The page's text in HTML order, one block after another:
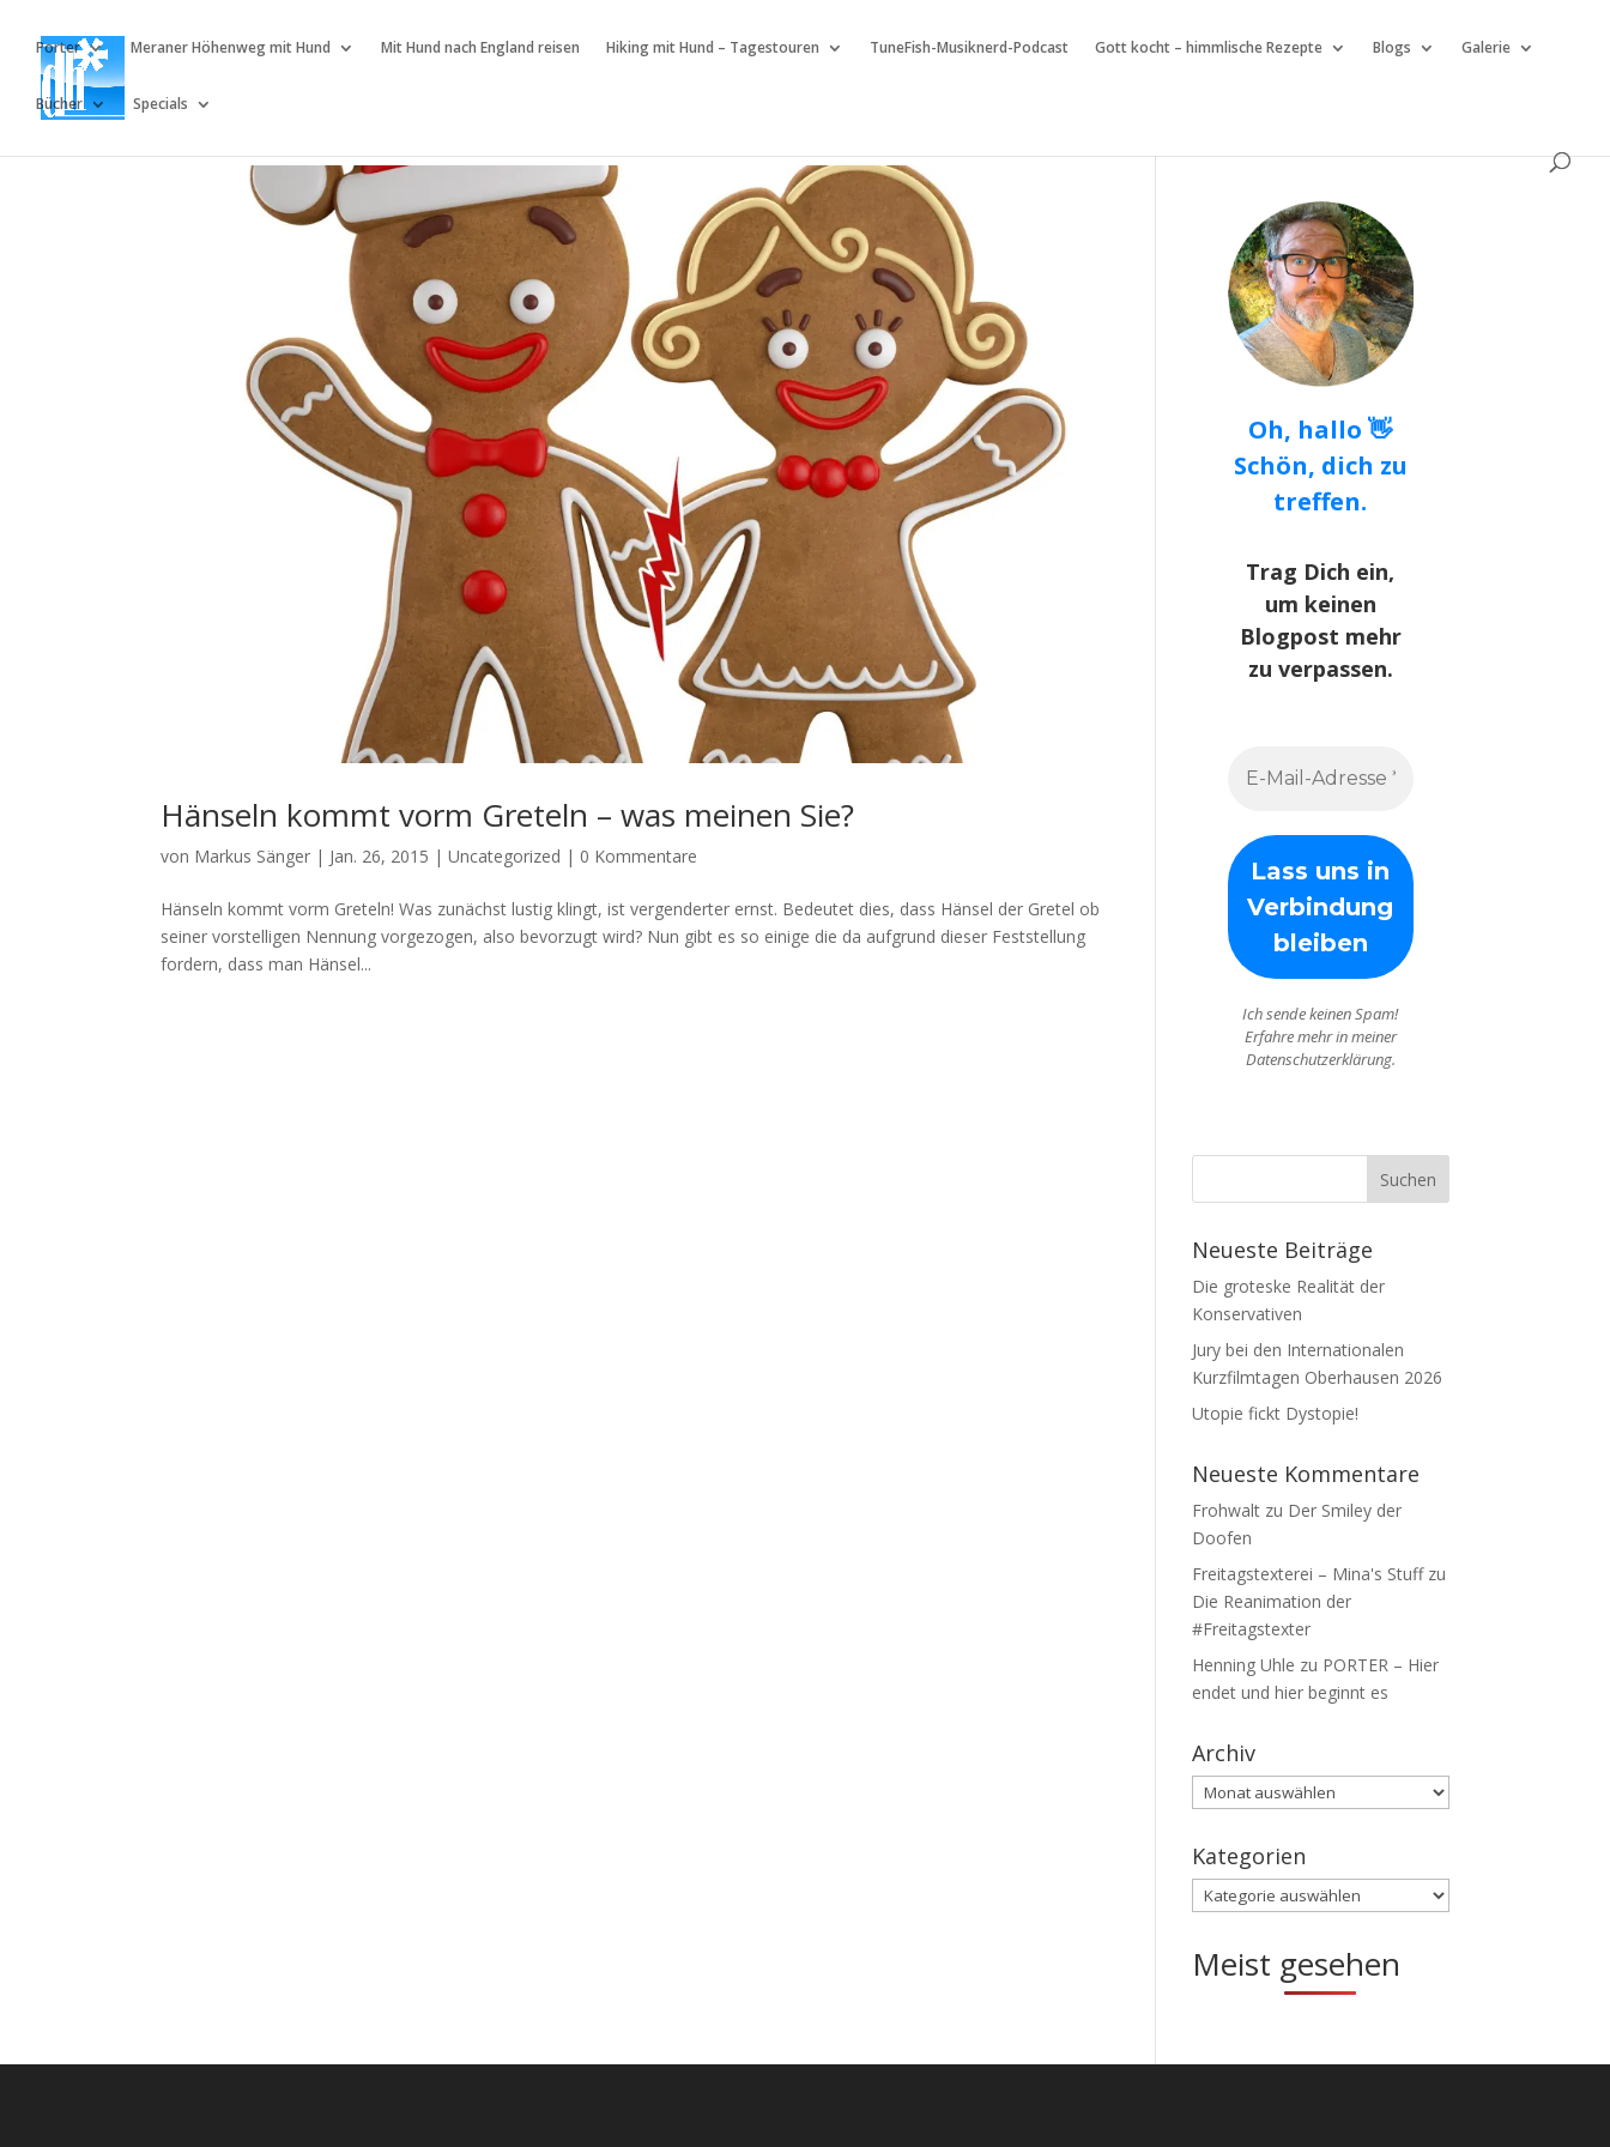
Porter Meraner Höhenweg mit Hund Mit Hund nach England reisen Hiking mit Hund – Tagestouren TuneFish-Musiknerd-Podcast Gott kocht – himmlische Rezepte Blogs Galerie
Bücher Specials
Hänseln kommt vorm Greteln – was meinen Sie?
von Markus Sänger | Jan. 26, 2015 |Uncategorized | 0 Kommentare
Hänseln kommt vorm Greteln! Was zunächst lustig klingt, ist vergenderter ernst. Bedeutet dies, dass Hänsel der Gretel ob
seiner vorstelligen Nennung vorgezogen, also bevorzugt wird? Nun gibt es so einige die da aufgrund dieser Feststellung
fordern, dass man Hänsel...
Oh, hallo 👋
Schön, dich zu
treffen.
Trag Dich ein,
um keinen
Blogpost mehr
zu verpassen.
Ich sende keinen Spam!
Erfahre mehr in meiner
Datenschutzerklärung.
Neueste Beiträge
Die groteske Realität der
Konservativen
Jury bei den Internationalen
Kurzfilmtagen Oberhausen 2026
Utopie fickt Dystopie!
Neueste Kommentare
Frohwaltzu Der Smiley der
Doofen
Freitagstexterei – Mina's Stuffzu
Die Reanimation der
#Freitagstexter
Henning Uhle zu PORTER – Hier
endet und hier beginnt es
Archiv
Archiv
Kategorien
Kategorien
Meist gesehen